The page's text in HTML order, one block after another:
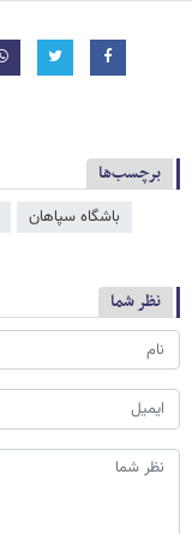
برچسب‌ها
باشگاه سپاهان
نظر شما